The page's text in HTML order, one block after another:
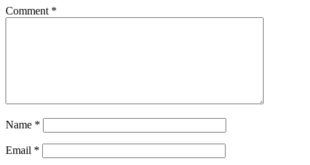
Comment *
Name *
Email *